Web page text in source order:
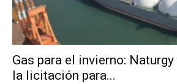
Gas para el invierno:
la licitación para...